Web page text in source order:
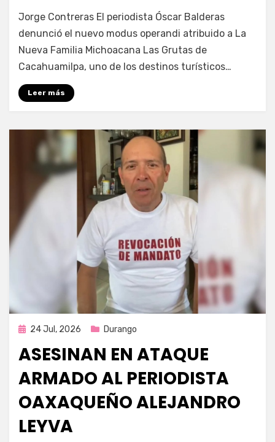
Fernando Miranda Servín
Jorge Contreras El periodista Óscar Balderas
denunció el nuevo modus operandi atribuido a La
Nueva Familia Michoacana Las Grutas de
Cacahuamilpa, uno de los destinos turísticos…
Leer más
Publicada
24 Jul, 2026 Durango
ASESINAN EN ATAQUE
ARMADO AL PERIODISTA
OAXAQUEÑO ALEJANDRO
LEYVA